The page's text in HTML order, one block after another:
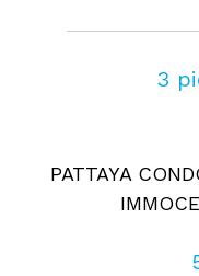
3
PATTAYA